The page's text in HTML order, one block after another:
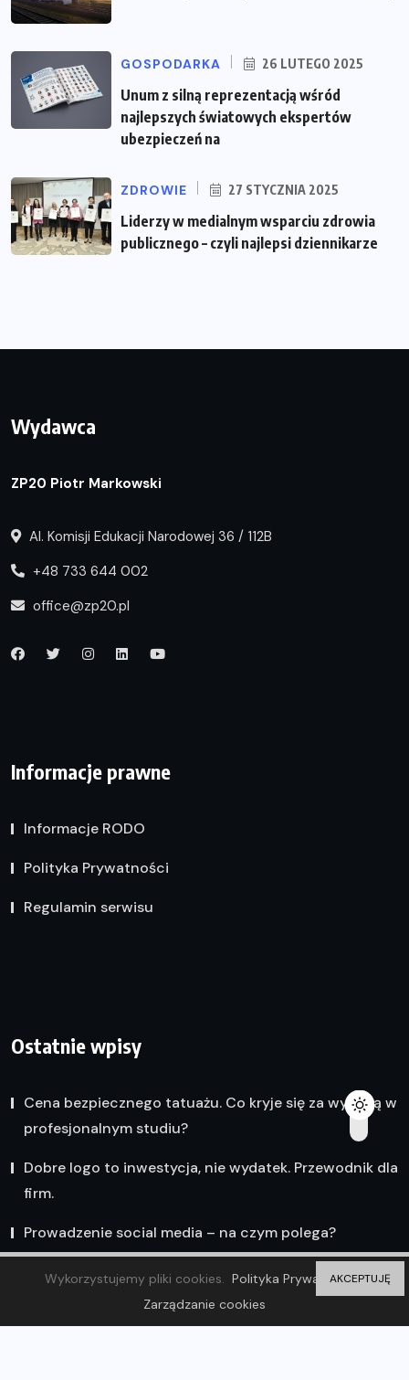
GOSPODARKA 26 LUTEGO 2025
Unum z silną reprezentacją wśród
najlepszych światowych ekspertów
ubezpieczeń na
ZDROWIE 27 STYCZNIA 2025
Liderzy w medialnym wsparciu zdrowia
publicznego – czyli najlepsi dziennikarze
Wydawca
ZP20 Piotr Markowski
Al. Komisji Edukacji Narodowej 36 / 112B
+48 733 644 002
office@zp20.pl
Informacje prawne
Informacje RODO
Polityka Prywatności
Regulamin serwisu
Ostatnie wpisy
Cena bezpiecznego tatuażu. Co kryje się za wyceną w
profesjonalnym studiu?
Dobre logo to inwestycja, nie wydatek. Przewodnik dla
firm.
Prowadzenie social media – na czym polega?
Wykorzystujemy pliki cookies. Polityka Prywatności
Zarządzanie cookies
AKCEPTUJĘ